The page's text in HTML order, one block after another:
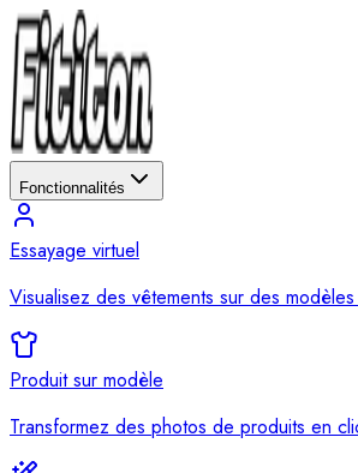
Fonctionnalités
Essayage virtuel
Visualisez des vêtements sur des
Produit sur modèle
Transformez des photos de produits en